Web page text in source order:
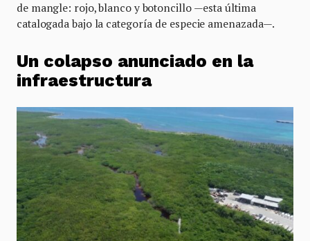
de mangle: rojo, blanco y botoncillo —esta última
catalogada bajo la categoría de especie amenazada—.
Un colapso anunciado en la
infraestructura